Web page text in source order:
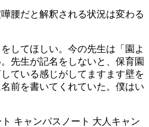
腰だと解釈される状況は変わる
してほしい。今の先生は「園よ
先生が記名をしないと、保育園
ている感じがしてますます壁を
前を書いてくれていた。僕はい
ト キャンパスノート 大人キャン